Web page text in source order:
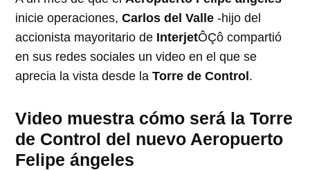
inicie operaciones,Carlos del Valle -hijo del
accionista mayoritario de InterjetÔÇô compartió
en sus redes sociales un video en el que se
aprecia la vista desde laTorre de Control.
Video muestra cómo será la Torre
de Control del nuevo Aeropuerto
Felipe ángeles